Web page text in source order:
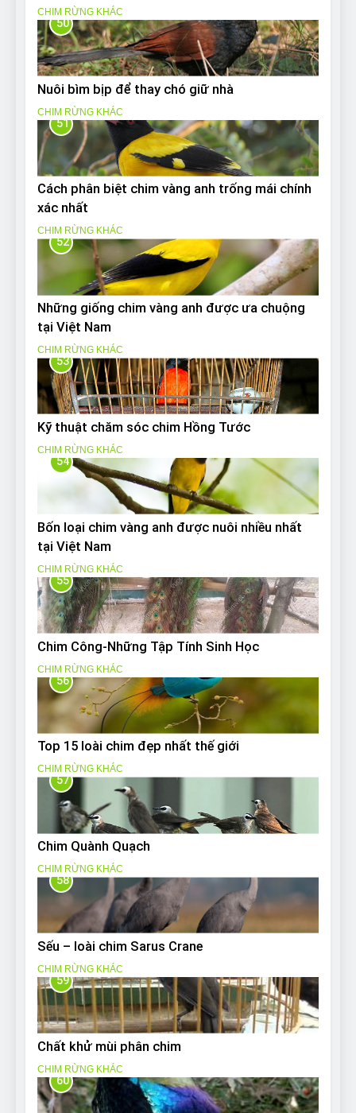
CHIM RỪNG KHÁC
50
Nuôi bìm bịp để thay chó giữ nhà
CHIM RỪNG KHÁC
51
Cách phân biệt chim vàng anh trống mái chính
xác nhất
CHIM RỪNG KHÁC
52
Những giống chim vàng anh được ưa chuộng
tại Việt Nam
CHIM RỪNG KHÁC
53
Kỹ thuật chăm sóc chim Hồng Tước
CHIM RỪNG KHÁC
54
Bốn loại chim vàng anh được nuôi nhiều nhất
tại Việt Nam
CHIM RỪNG KHÁC
55
Chim Công-Những Tập Tính Sinh Học
CHIM RỪNG KHÁC
56
Top 15 loài chim đẹp nhất thế giới
CHIM RỪNG KHÁC
57
Chim Quành Quạch
CHIM RỪNG KHÁC
58
Sếu – loài chim Sarus Crane
CHIM RỪNG KHÁC
59
Chất khử mùi phân chim
CHIM RỪNG KHÁC
60